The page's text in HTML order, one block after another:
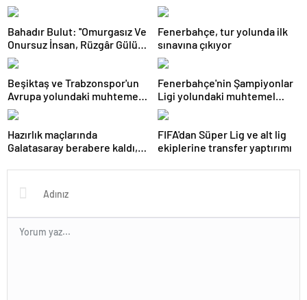
Bahadır Bulut: ''Omurgasız Ve
Onursuz İnsan, Rüzgâr Gülü
Gibidir''
Fenerbahçe, tur yolunda ilk
sınavına çıkıyor
Beşiktaş ve Trabzonspor'un
Avrupa yolundaki muhtemel
rakipleri netleşti
Fenerbahçe'nin Şampiyonlar
Ligi yolundaki muhtemel
rakibi belli oldu
Hazırlık maçlarında
Galatasaray berabere kaldı,
FIFA'dan Süper Lig ve alt lig
ekiplerine transfer yaptırımı